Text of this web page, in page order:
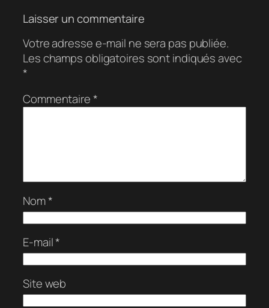
Laisser un commentaire
Votre adresse e-mail ne sera pas publiée.
Les champs obligatoires sont indiqués avec
*
Commentaire*
Nom*
E-mail*
Site web